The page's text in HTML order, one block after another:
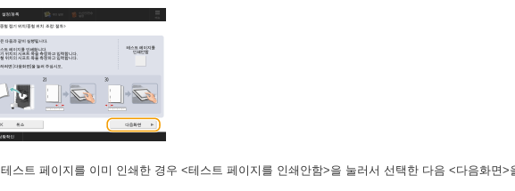
테스트 페이지를 이미 인쇄한 경우 <테스트 페이지를 인쇄안함>을 눌러서 선택한 다음 <다음화면>